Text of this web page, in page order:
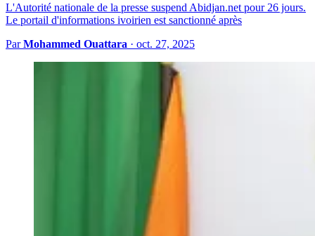
L'Autorité nationale de la presse suspend Abidjan.net pour 26 jours.
Le portail d'informations ivoirien est sanctionné après
ParMohammed Ouattara · oct. 27, 2025